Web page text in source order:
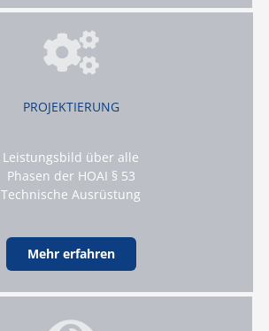
PROJEKTIERUNG
Leistungsbild über alle
Phasen der HOAI § 53
Technische Ausrüstung
Mehr erfahren